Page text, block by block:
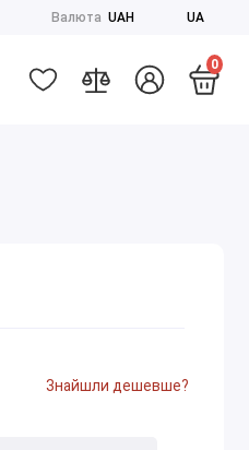
Валюта UAH UA
0
Знайшли дешевше?